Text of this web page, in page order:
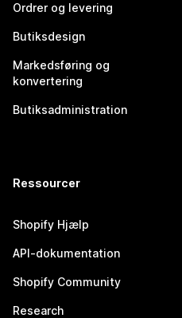
Ordrer og levering
Butiksdesign
Markedsføring og
konvertering
Butiksadministration
Ressourcer
Shopify Hjælp
API-dokumentation
Shopify Community
Research